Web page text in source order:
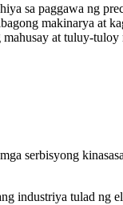
sa paggawa ng
makinarya at
at tuluy-
serbisyong
industriya tulad ng